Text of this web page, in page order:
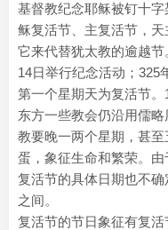
基督教纪念耶稣被钉十
稣复活节、主复活节，
它来代替犹太教的逾越
14日举行纪念活动；325
第一个星期天为复活节。
东方一些教会仍沿用儒
教要晚一两个星期，甚
蛋，象征生命和繁荣。
复活节的具体日期也不
之间。
复活节的节日象征有复